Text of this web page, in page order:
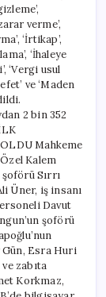
verme’,
‘İrtikap’,
‘İhaleye
‘Vergi usul
ve ‘Maden
2 bin 352
Mahkeme
Kalem
Sırrı
Üner, iş insanı
Davut
şoförü
Esra Huri
zabıta
Korkmaz,